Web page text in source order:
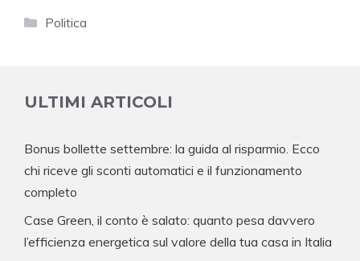
Categorie
Politica
ULTIMI ARTICOLI
Bonus bollette settembre: la guida al risparmio. Ecco
chi riceve gli sconti automatici e il funzionamento
completo
Case Green, il conto è salato: quanto pesa davvero
l’efficienza energetica sul valore della tua casa in Italia